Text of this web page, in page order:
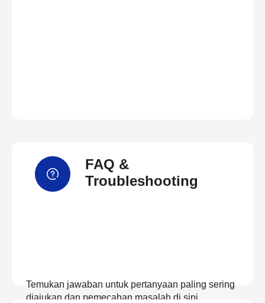
FAQ &
Troubleshooting
Temukan jawaban untuk pertanyaan paling sering
diajukan dan pemecahan masalah di sini